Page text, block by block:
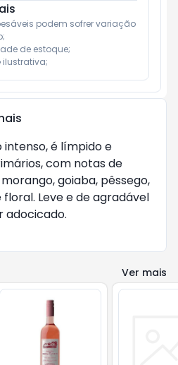
podem sofrer variação
de estoque;
é límpido e
com notas de
goiaba, pêssego,
Leve e de agradável
adocicado.
Ver mais